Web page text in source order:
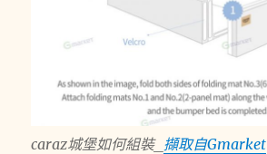
caraz城堡如何組裝_ 擷取自Gmarket